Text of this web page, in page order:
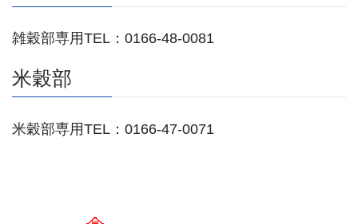
雑穀部専用TEL：0166-48-0081
米穀部
米穀部専用TEL：0166-47-0071